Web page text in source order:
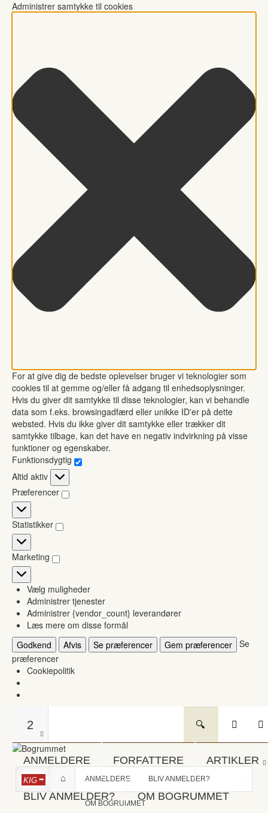
Administrer samtykke til cookies
For at give dig de bedste oplevelser bruger vi teknologier som
cookies til at gemme og/eller få adgang til enhedsoplysninger.
Hvis du giver dit samtykke til disse teknologier, kan vi behandle
data som f.eks. browsingadfærd eller unikke ID'er på dette
websted. Hvis du ikke giver dit samtykke eller trækker dit
samtykke tilbage, kan det have en negativ indvirkning på visse
funktioner og egenskaber.
Funktionsdygtig
Funktionsdygtig
Altid aktiv
Præferencer
Præferencer
Statistikker
Statistikker
Marketing
Marketing
Vælg muligheder
Administrer tjenester
Administrer {vendor_count} leverandører
Læs mere om disse formål
Godkend
Afvis Se præferencer Gem præferencer Se
præferencer
Cookiepolitik
2
ANMELDERE FORFATTERE ARTIKLER
BLIV ANMELDER? OM BOGRUMMET
KIG ANMELDERE BLIV ANMELDER?
OM BOGRUMMET